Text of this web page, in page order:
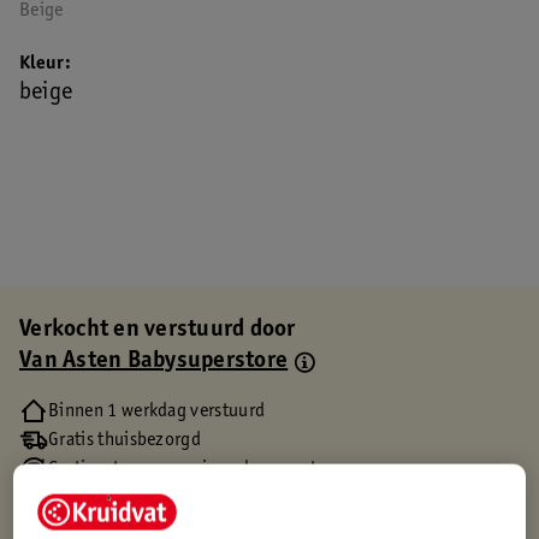
Beige
Kleur
beige
Verkocht en verstuurd door
Van Asten Babysuperstore
Binnen 1 werkdag verstuurd
Gratis thuisbezorgd
Gratis retourneren via verkooppartner.
Gratis punten met je Kruidvat kaart